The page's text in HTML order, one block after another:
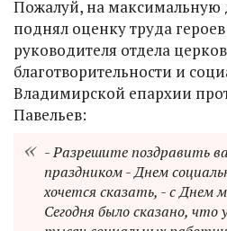
Пожалуй, на максимальную
поднял оценку труда
руководителя отдела
благотворительности и
Владимирской епархии
Павельев:
- Разрешите поздравить
праздником - Днем
хочется сказать, - с Днем
Сегодня было сказано,